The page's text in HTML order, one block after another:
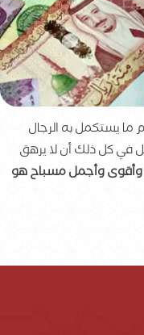
ما يستكمل به الرجال
في كل ذلك أن لا يرهق
وأجمل مسباح هو